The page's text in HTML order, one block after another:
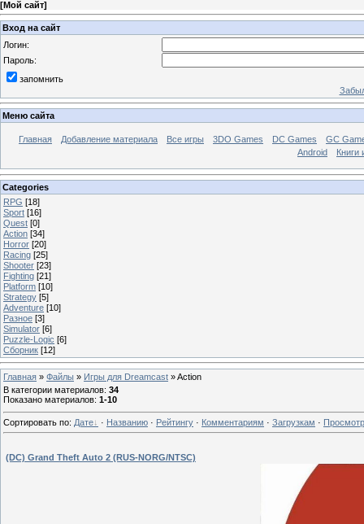
[Мой сайт]
Вход на сайт
Логин:
Пароль:
запомнить
Меню сайта
Главная Добавление материала Все игры 3DO Games DC Games
GC
Android
Книги
Categories
RPG [18]
Sport [16]
Quest [0]
Action [34]
Horror [20]
Racing [25]
Shooter [23]
Fighting [21]
Platform [10]
Strategy [5]
Adventure [10]
Разное [3]
Simulator [6]
Puzzle-Logic [6]
Сборник [12]
Главная » Файлы » Игры для Dreamcast » Action
В категории материалов: 34
Показано материалов: 1-10
Сортировать по: Дате · Названию · Рейтингу · Комментариям · Загрузкам ·
(DC) Grand Theft Auto 2 (RUS-NORG/NTSC)